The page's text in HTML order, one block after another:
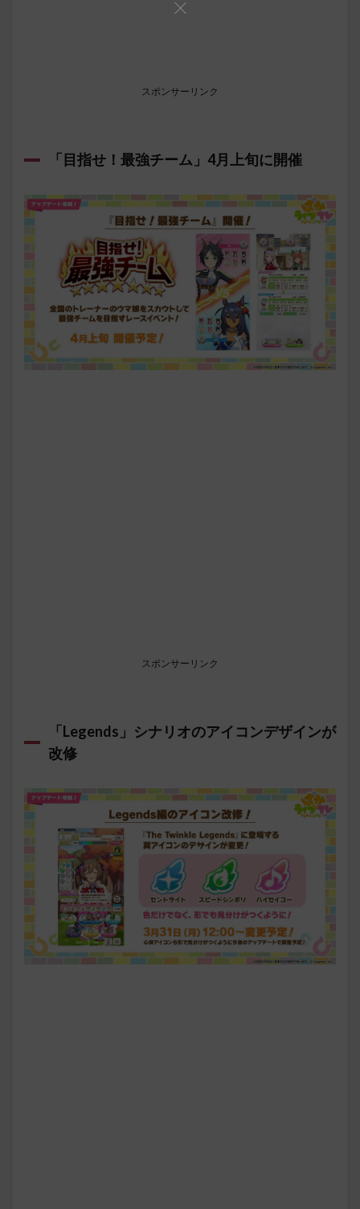
スポンサーリンク
「目指せ！最強チーム」4月上旬に開催
スポンサーリンク
「Legends」シナリオのアイコンデザインが
改修